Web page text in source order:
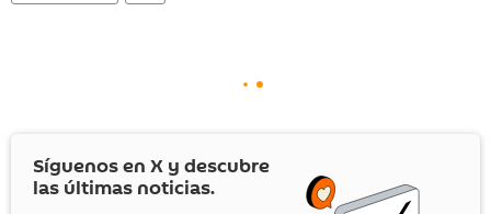
Síguenos en X y descubre
las últimas noticias.